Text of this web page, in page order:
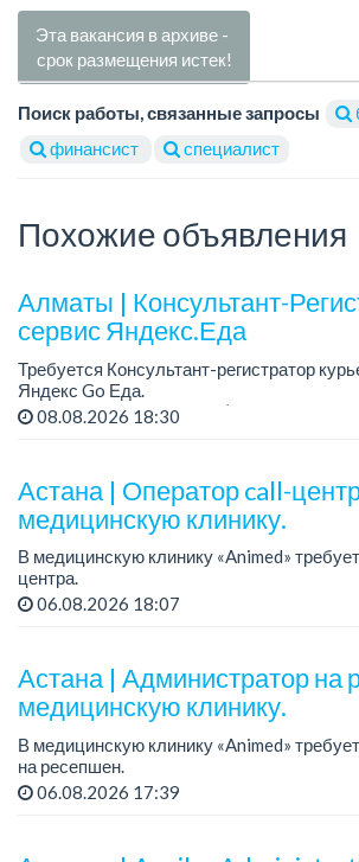
Эта вакансия в архиве -
срок размещения истек!
Поиск работы, связанные запросы
финансист
специалист
Похожие объявления
Алматы | Консультант-
сервис Яндекс.Еда
Требуется Консультант-регистратор
Яндекс Go Еда.
Условия: работа в офисе (Абылай хана -
08.08.2026 18:30
Астана | Оператор call-
медицинскую клинику.
В медицинскую клинику «Animed»
центра.
Зарплата: от 500 000 до 800 000 тенге в
График работы: 5/2, с 10.00 до 19.00;
06.08.2026 18:07
Астана | Администратор на
медицинскую клинику.
В медицинскую клинику «Animed»
на ресепшен.
Зарплата: 250 000 тенге + бонусы.
06.08.2026 17:39